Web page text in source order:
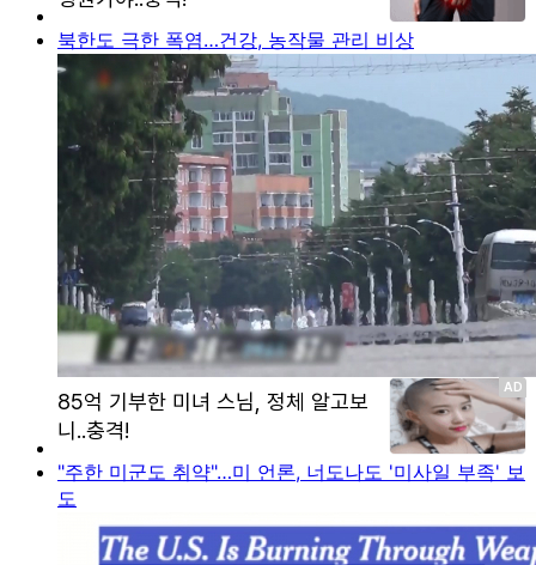
북한도 극한 폭염…건강, 농작물 관리 비상
"주한 미군도 취약"…미 언론, 너도나도 '미사일 부족' 보
도